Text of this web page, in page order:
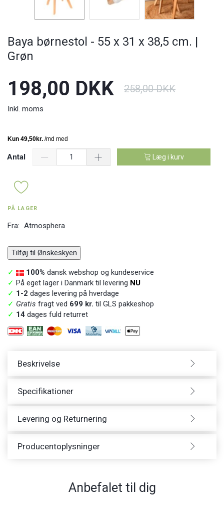
Baya børnestol - 55 x 31 x 38,5 cm. |
Grøn
198,00 DKK 258,00 DKK
Inkl. moms
Antal Læg i kurv
PÅ LAGER
Fra: Atmosphera
Tilføj til Ønskeskyen
✓ 100% dansk webshop og kundeservice
✓ På eget lager i Danmark til levering NU
✓ 1-2 dages levering på hverdage
✓ Gratis fragt ved 699 kr. til GLS pakkeshop
✓ 14 dages fuld returret
Beskrivelse
Specifikationer
Levering og Returnering
Producentoplysninger
Anbefalet til dig